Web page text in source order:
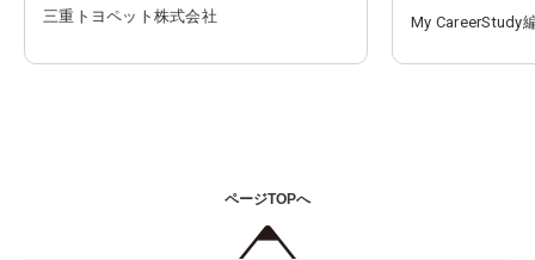
三重トヨペット株式会社 My CareerStudy
ページTOPへ